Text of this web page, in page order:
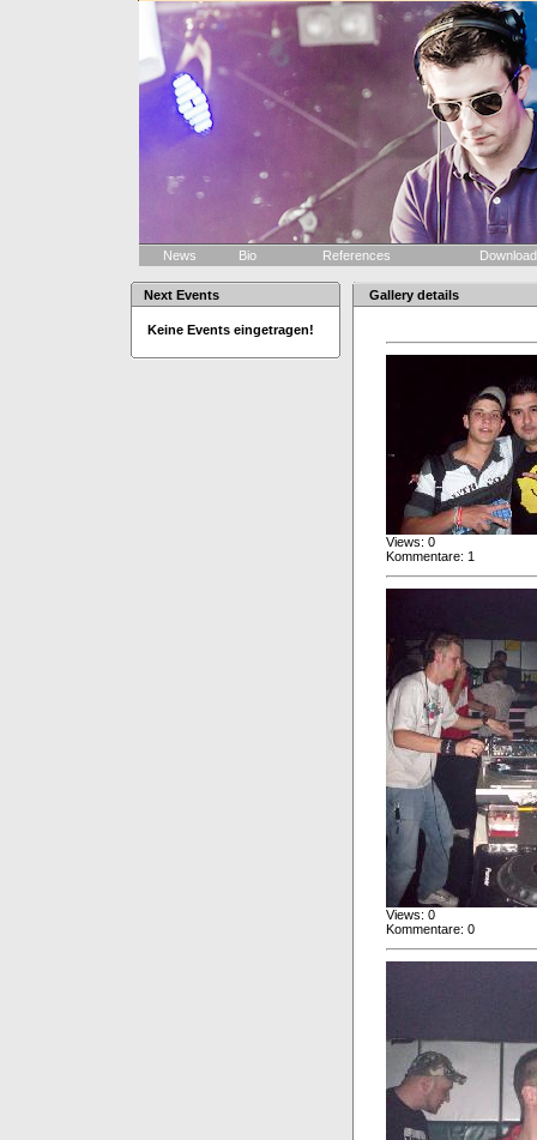
News Bio References
Next Events
Keine Events eingetragen!
Gallery details
Views: 0
Kommentare: 1
Views: 0
Kommentare: 0